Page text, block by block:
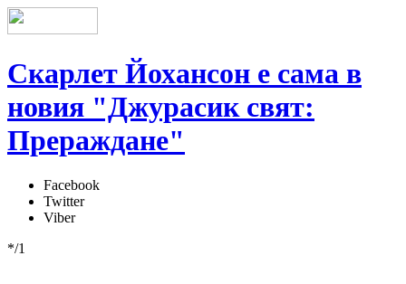
Скарлет Йохансон е сама в
новия "Джурасик свят:
Прераждане"
Facebook
Twitter
Viber
*/1